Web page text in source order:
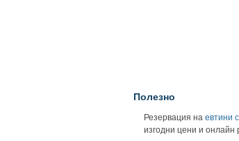
Полезно
Резервация на евтини
изгодни цени и онлайн